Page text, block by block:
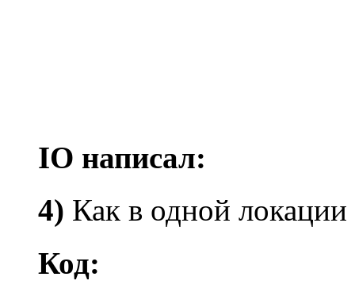
IO написал:
4) Как в одной
Код: